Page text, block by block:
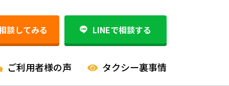
談してみる LINEで相談する
ご利用者様の声 タクシー裏事情